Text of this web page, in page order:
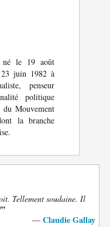
né le 19 août
23 juin 1982 à
penseur
politique
du Mouvement
la branche
Tellement soudaine. Il
”
— Claudie Gallay